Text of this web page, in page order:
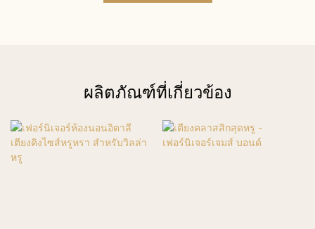
ผลิตภัณฑ์ที่เกี่ยวข้อง